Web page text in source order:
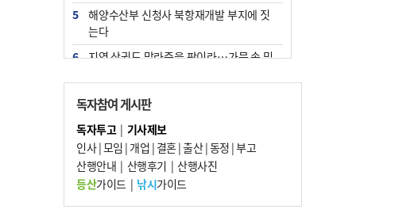
5
해양수산부 신청사 북항재개발 부지에 짓
는다
6
지역 상권도 말라죽을 판이라…가뭄 속 밀
7
법원, 단차 논란 북항 복합환승센터 공사중
지 관련 현장검증
8
통영시민 추석 전 35만 원 받는다
9
부산 철강공장 50대 노동자 추락사
10 국힘 부산시당, ‘정이한 조력’ 시의원 윤리
위에…‘한동훈 지지’도 신고접수
독자참여 게시판
독자투고| 기사제보
인사|모임 | 개업 | 결혼|출산|동정 |부고
산행안내 | 산행후기 | 산행사진
등산가이드| 낚시가이드